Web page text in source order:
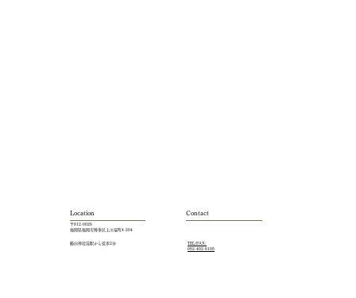
Location
​〒812-0026
​福岡県福岡市博多区上川端町4-204
​櫛田神社前駅から徒歩2分
Contact
TEL/FAX:
092-402-6105